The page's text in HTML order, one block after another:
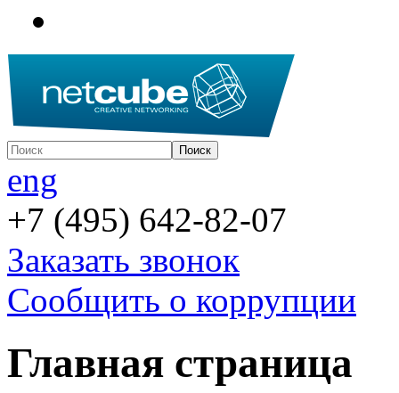
eng
+7 (495) 642-82-07
Заказать звонок
Сообщить о коррупции
Главная страница